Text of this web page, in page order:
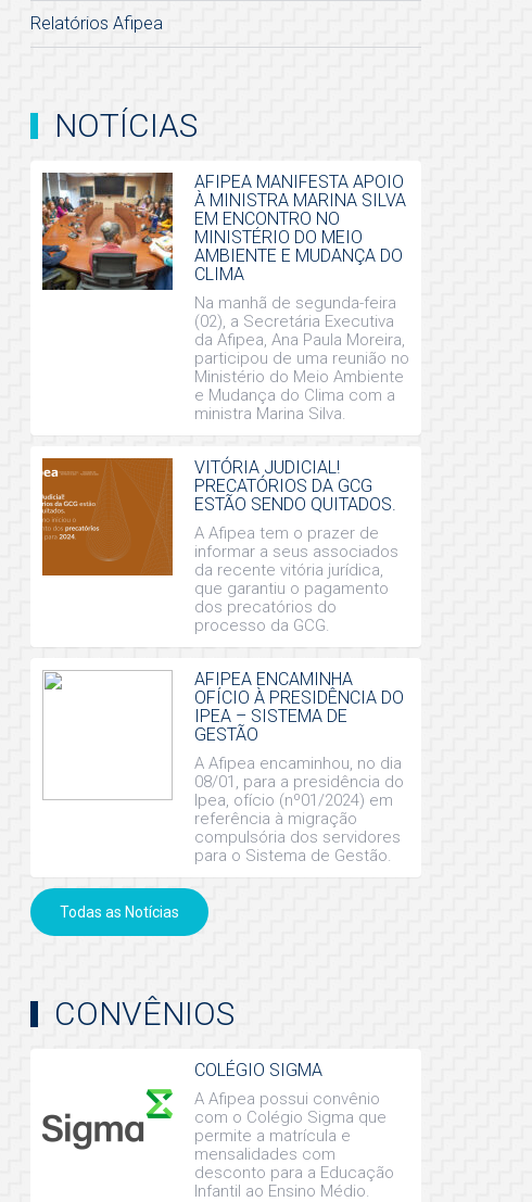
Relatórios Afipea
NOTÍCIAS
AFIPEA MANIFESTA APOIO
À MINISTRA MARINA SILVA
EM ENCONTRO NO
MINISTÉRIO DO MEIO
AMBIENTE E MUDANÇA DO
CLIMA
Na manhã de segunda-feira
(02), a Secretária Executiva
da Afipea, Ana Paula Moreira,
participou de uma reunião no
Ministério do Meio Ambiente
e Mudança do Clima com a
ministra Marina Silva.
VITÓRIA JUDICIAL!
PRECATÓRIOS DA GCG
ESTÃO SENDO QUITADOS.
A Afipea tem o prazer de
informar a seus associados
da recente vitória jurídica,
que garantiu o pagamento
dos precatórios do
processo da GCG.
AFIPEA ENCAMINHA
OFÍCIO À PRESIDÊNCIA DO
IPEA – SISTEMA DE
GESTÃO
A Afipea encaminhou, no dia
08/01, para a presidência do
Ipea, ofício (nº01/2024) em
referência à migração
compulsória dos servidores
para o Sistema de Gestão.
Todas as Notícias
CONVÊNIOS
COLÉGIO SIGMA
A Afipea possui convênio
com o Colégio Sigma que
permite a matrícula e
mensalidades com
desconto para a Educação
Infantil ao Ensino Médio.